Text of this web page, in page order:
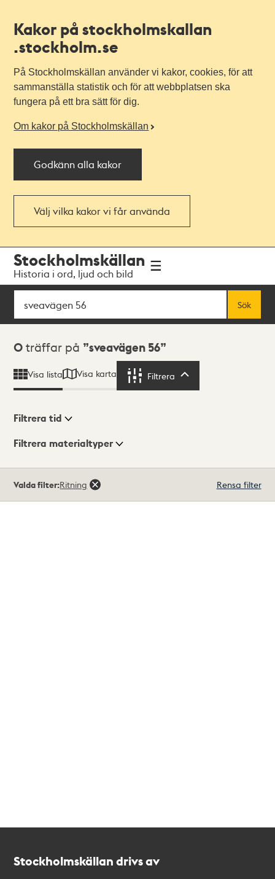
Kakor på stockholmskallan
.stockholm.se
På Stockholmskällan använder vi kakor, cookies, för att
sammanställa statistik och för att webbplatsen ska
fungera på ett bra sätt för dig.
Om kakor på Stockholmskällan
Godkänn alla kakor
Välj vilka kakor vi får använda
navigationen
huvudinnehållet
Stockholmskällan
Historia i ord, ljud och bild
Sök
Sök
Sökresultat
0 träffar på sveavägen 56
Visa lista Visa karta Filtrera
Visningsläge
Filtrera tid
Filtrera materialtyper
träffar
Valda filter:Ritning Rensa filter
Stockholmskällan drivs av